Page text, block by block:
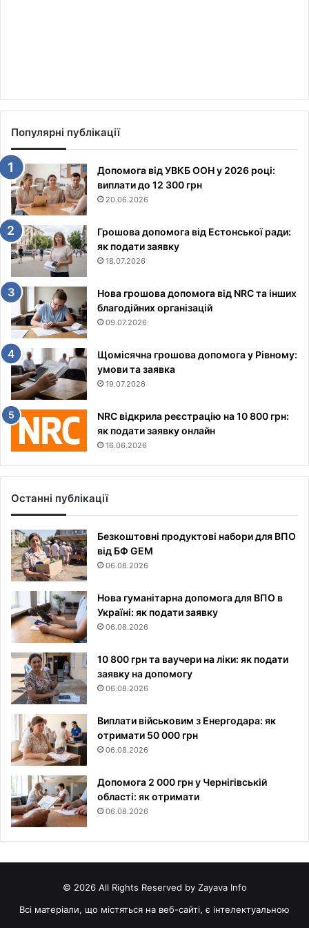
Популярні публікації
Допомога від УВКБ ООН у 2026 році:
виплати до 12 300 грн
20.06.2026
Грошова допомога від Естонської ради:
як подати заявку
18.07.2026
Нова грошова допомога від NRC та інших
благодійних організацій
09.07.2026
Щомісячна грошова допомога у Рівному:
умови та заявка
19.07.2026
NRC відкрила реєстрацію на 10 800 грн:
як подати заявку онлайн
16.06.2026
Останні публікації
Безкоштовні продуктові набори для ВПО
від БФ GEM
06.08.2026
Нова гуманітарна допомога для ВПО в
Україні: як подати заявку
06.08.2026
10 800 грн та ваучери на ліки: як подати
заявку на допомогу
06.08.2026
Виплати військовим з Енергодара: як
отримати 50 000 грн
06.08.2026
Допомога 2 000 грн у Чернігівській
області: як отримати
06.08.2026
© 2026 All Rights Reserved by Zayava Info
Всі матеріали, що містяться на веб-сайті, є інтелектуальною